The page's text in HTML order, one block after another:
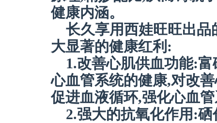
健康内涵。
长久享用西娃旺旺出
大显著的健康红利:
1.改善心肌供血功能:
心血管系统的健康,对改
促进血液循环,强化心血
2.强大的抗氧化作用: